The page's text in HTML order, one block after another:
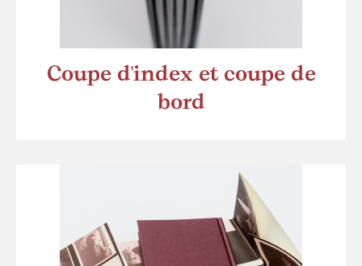
Coupe d'index et coupe de
bord